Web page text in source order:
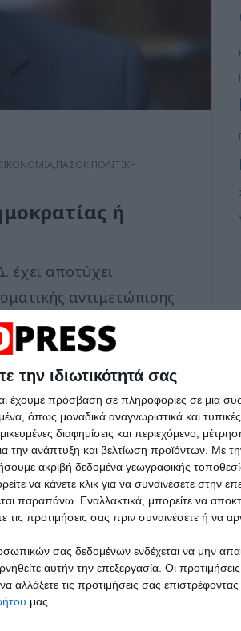
την ιδιωτικότητά σας
έχουμε πρόσβαση σε πληροφορίες σε μια
όπως μοναδικά αναγνωριστικά και
διαφημίσεις και περιεχόμενο,
την ανάπτυξη και βελτίωση προϊόντων. Με
ακριβή δεδομένα γεωγραφικής
να κάνετε κλικ για να συναινέσετε στην
παραπάνω. Εναλλακτικά, μπορείτε να
τις προτιμήσεις σας πριν συναινέσετε ή να
σας δεδομένων ενδέχεται να μην
αυτήν την επεξεργασία. Οι
αλλάξετε τις προτιμήσεις σας
μας.
,ΠΑΣΟΚ,ΠΟΛΙΤΙΚΗ
ή
έχει αποτύχει
αντιμετώπισης